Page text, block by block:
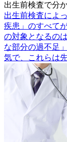
出生前検査で分
出生前検査によ
疾患」のすべて
の対象となるの
な部分の過不足
気で、これらは